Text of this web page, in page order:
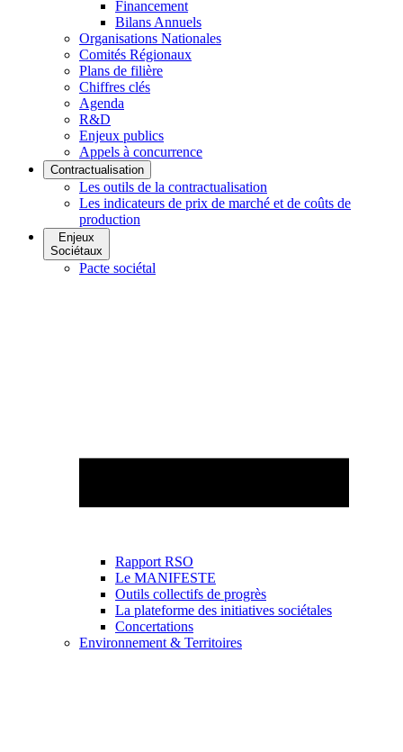
Financement
Bilans Annuels
Organisations Nationales
Comités Régionaux
Plans de filière
Chiffres clés
Agenda
R&D
Enjeux publics
Appels à concurrence
Contractualisation
Les outils de la contractualisation
Les indicateurs de prix de marché et de coûts de
production
Enjeux
Sociétaux
Pacte sociétal
Rapport RSO
Le MANIFESTE
Outils collectifs de progrès
La plateforme des initiatives sociétales
Concertations
Environnement & Territoires